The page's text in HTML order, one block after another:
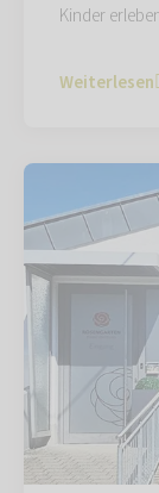
Kinder
Weiterlesen